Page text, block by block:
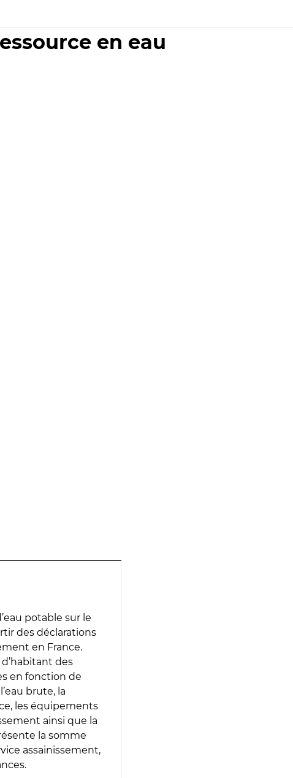
en eau
potable sur le
des déclarations
en France.
des
en fonction de
brute, la
les équipements
ainsi que la
la somme
assainissement,